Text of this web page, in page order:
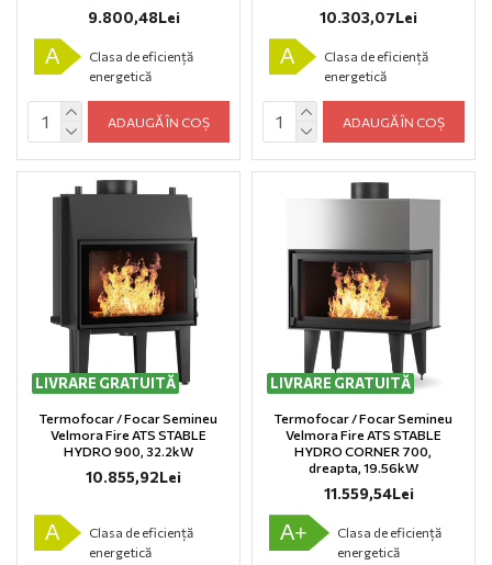
9.800,48Lei
A
Clasa de eficiență
energetică
ADAUGĂ ÎN COȘ
10.303,07Lei
A
Clasa de eficiență
energetică
ADAUGĂ ÎN COȘ
LIVRARE GRATUITĂ
Termofocar / Focar Semineu
Velmora Fire ATS STABLE
HYDRO 900, 32.2kW
10.855,92Lei
A
Clasa de eficiență
energetică
LIVRARE GRATUITĂ
Termofocar / Focar Semineu
Velmora Fire ATS STABLE
HYDRO CORNER 700,
dreapta, 19.56kW
11.559,54Lei
A+
Clasa de eficiență
energetică